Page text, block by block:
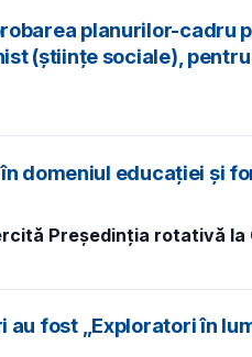
planurilor-
(științe sociale),
domeniul educației și
Președinția rotativă la
au fost „Exploratori în